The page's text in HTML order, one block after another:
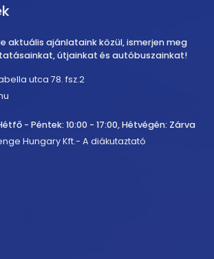
aktuális ajánlataink közül, ismerjen meg
útjainkat és autóbuszainkat!
utca 78. fsz.2
- Péntek: 10:00 - 17:00, Hétvégén: Zárva
Hungary Kft.- A diákutaztató